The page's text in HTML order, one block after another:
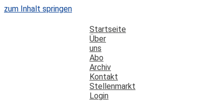
zum Inhalt springen
Startseite
Über
uns
Abo
Archiv
Kontakt
Stellenmarkt
Login